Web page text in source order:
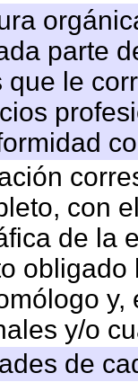
parte
le
con
de la
y/o
de